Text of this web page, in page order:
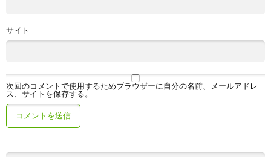
サイト
次回のコメントで使用するためブラウザーに自分の名前、メールアドレ
ス、サイトを保存する。